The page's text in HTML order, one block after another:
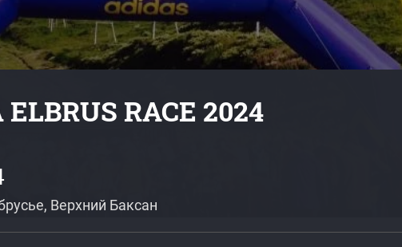
RACE 2024
Верхний Баксан